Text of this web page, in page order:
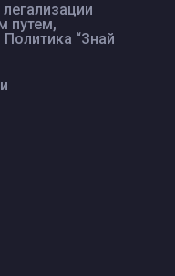
путем,
“Знай